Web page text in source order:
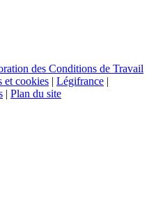
des Conditions de Travail
et cookies | Légifrance |
| Plan du site